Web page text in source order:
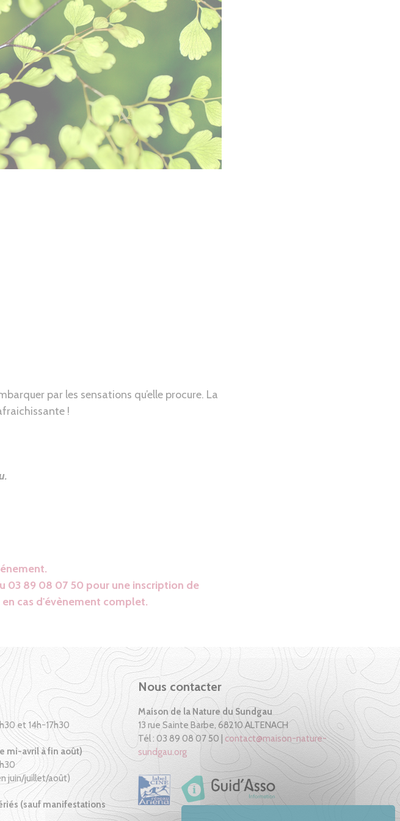
par les sensations qu’elle procure. La
!
03 89 08 07 50 pour une inscription de
cas d'évènement complet.
et 14h-17h30
mi-avril à fin août)
juin/juillet/août)
(sauf manifestations
Nous contacter
Maison de la Nature du Sundgau
13 rue Sainte Barbe, 68210 ALTENACH
Tél : 03 89 08 07 50 | contact@maison-nature-
sundgau.org